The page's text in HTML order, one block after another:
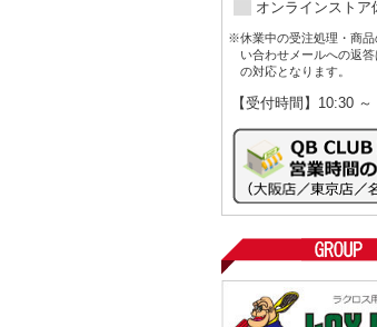
オンラインストア
※休業中の受注処理・商品
い合わせメールへの返答
の対応となります。
【受付時間】10:30